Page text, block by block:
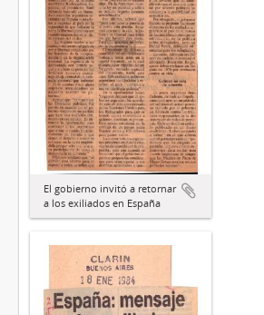
El gobierno invitó a retornar
a los exiliados en España